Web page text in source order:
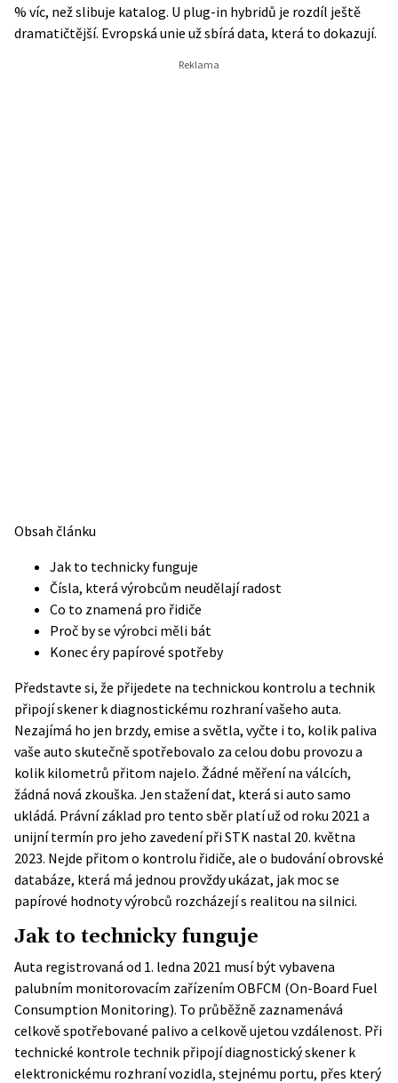
% víc, než slibuje katalog. U plug-in hybridů je rozdíl ještě
dramatičtější. Evropská unie už sbírá data, která to dokazují.
Obsah článku
Jak to technicky funguje
Čísla, která výrobcům neudělají radost
Co to znamená pro řidiče
Proč by se výrobci měli bát
Konec éry papírové spotřeby
Představte si, že přijedete na technickou kontrolu a technik
připojí skener k diagnostickému rozhraní vašeho auta.
Nezajímá ho jen brzdy, emise a světla, vyčte i to, kolik paliva
vaše auto skutečně spotřebovalo za celou dobu provozu a
kolik kilometrů přitom najelo. Žádné měření na válcích,
žádná nová zkouška. Jen stažení dat, která si auto samo
ukládá. Právní základ pro tento sběr platí už od roku 2021 a
unijní termín pro jeho zavedení při STK nastal 20. května
2023. Nejde přitom o kontrolu řidiče, ale o budování obrovské
databáze, která má jednou provždy ukázat, jak moc se
papírové hodnoty výrobců rozcházejí s realitou na silnici.
Jak to technicky funguje
Auta registrovaná od 1. ledna 2021 musí být vybavena
palubním monitorovacím zařízením OBFCM (On-Board Fuel
Consumption Monitoring). To průběžně zaznamenává
celkově spotřebované palivo a celkově ujetou vzdálenost. Při
technické kontrole technik připojí diagnostický skener k
elektronickému rozhraní vozidla, stejnému portu, přes který